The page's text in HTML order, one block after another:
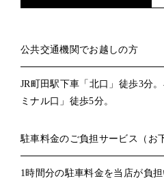
公共交通機関でお越しの方
JR町田駅下車「北口」徒歩3分
ミナル口」徒歩5分。
駐車料金のご負担サービス（お
1時間分の駐車料金を当店が負